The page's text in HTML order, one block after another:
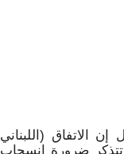
الاتفاق (اللبناني
تتذكر ضرورة انسحاب